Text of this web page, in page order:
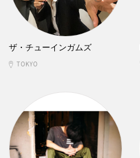
ザ・チューインガムズ
TOKYO